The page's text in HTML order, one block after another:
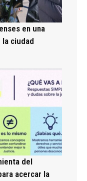
en una
ciudad
del
acercar la